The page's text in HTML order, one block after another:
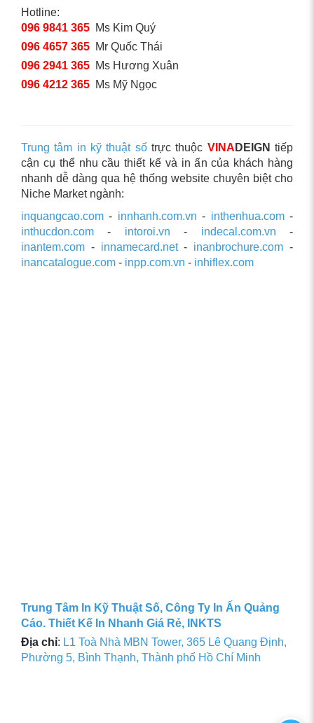
Hotline:
096 9841 365 Ms Kim Quý
096 4657 365 Mr Quốc Thái
096 2941 365 Ms Hương Xuân
096 4212 365 Ms Mỹ Ngọc
Trung tâm in kỹ thuật sốtrực thuộc VINA DEIGN tiếp
cận cụ thể nhu cầu thiết kế và in ấn của khách hàng
nhanh dễ dàng qua hệ thống website chuyên biệt cho
Niche Market ngành:
inquangcao.com - innhanh.com.vn - inthenhua.com-
inthucdon.com - intoroi.vn - indecal.com.vn -
inantem.com - innamecard.net- inanbrochure.com -
inancatalogue.com - inpp.com.vn - inhiflex.com
Trung Tâm In Kỹ Thuật Số, Công Ty In Ấn Quảng
Cáo. Thiết Kế In Nhanh Giá Rẻ, INKTS
Địa chỉ: L1 Toà Nhà MBN Tower, 365 Lê Quang Định,
Phường 5, Bình Thạnh, Thành phố Hồ Chí Minh